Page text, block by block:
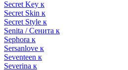
Secret Key к
Secret Skin к
Secret Style к
Senita / Сенита к
Sephora к
Sersanlove к
Seventeen к
Severina к